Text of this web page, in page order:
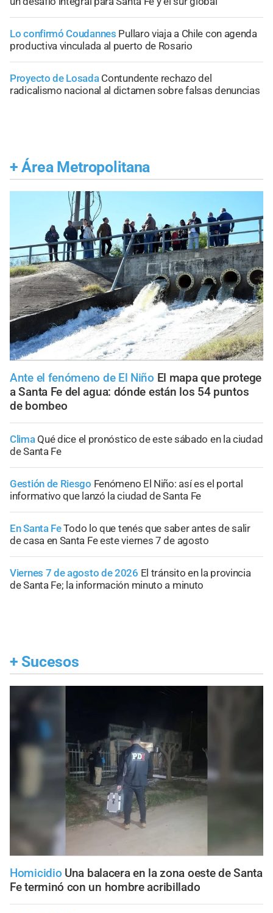
Lo confirmó Coudannes Pullaro viaja a Chile con agenda
productiva vinculada al puerto de Rosario
Proyecto de Losada Contundente rechazo del
radicalismo nacional al dictamen sobre falsas denuncias
+ Área Metropolitana
Ante el fenómeno de El Niño El mapa que protege
a Santa Fe del agua: dónde están los 54 puntos
de bombeo
Clima Qué dice el pronóstico de este sábado en la ciudad
de Santa Fe
Gestión de Riesgo Fenómeno El Niño: así es el portal
informativo que lanzó la ciudad de Santa Fe
En Santa FeTodo lo que tenés que saber antes de salir
de casa en Santa Fe este viernes 7 de agosto
Viernes 7 de agosto de 2026 El tránsito en la provincia
de Santa Fe; la información minuto a minuto
+ Sucesos
Homicidio Una balacera en la zona oeste de Santa
Fe terminó con un hombre acribillado